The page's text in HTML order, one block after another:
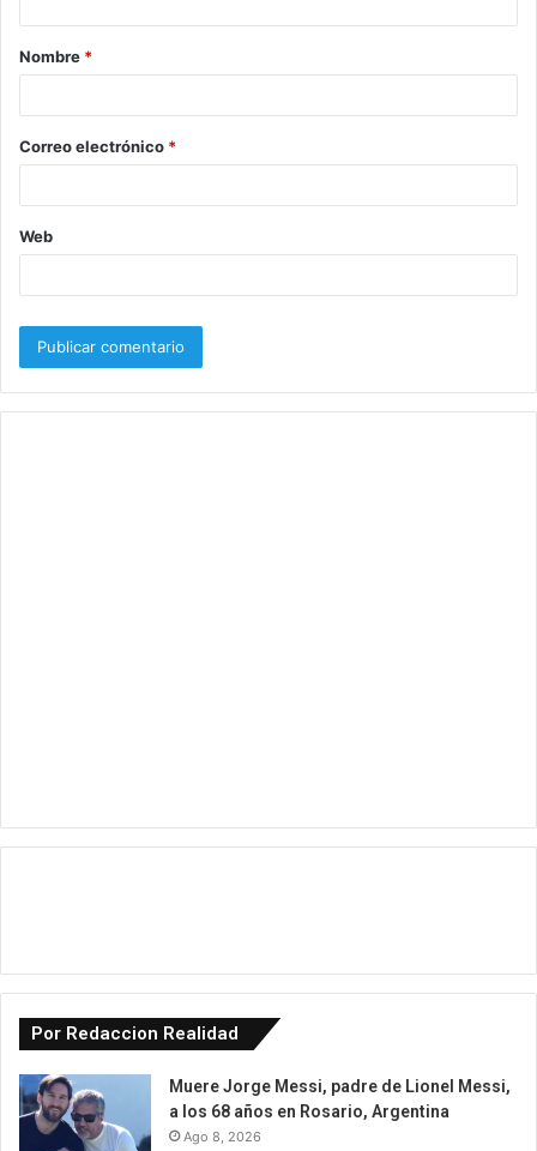
a
r
*
Nombre *
Correo electrónico *
Web
Por Redaccion Realidad
Muere Jorge Messi, padre de Lionel Messi,
a los 68 años en Rosario, Argentina
Ago 8, 2026